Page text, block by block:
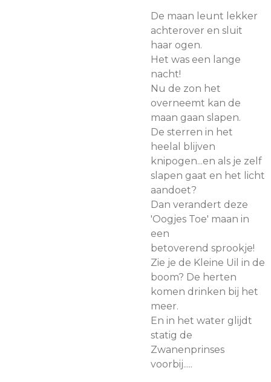
De maan leunt lekker
achterover en sluit
haar ogen.
Het was een lange
nacht!
Nu de zon het
overneemt kan de
maan gaan slapen.
De sterren in het
heelal blijven
knipogen...en als je zelf
slapen gaat en het licht
aandoet?
Dan verandert deze
'Oogjes Toe' maan in
een
betoverend sprookje!
Zie je de Kleine Uil in de
boom? De herten
komen drinken bij het
meer.
En in het water glijdt
statig de
Zwanenprinses
voorbij.....